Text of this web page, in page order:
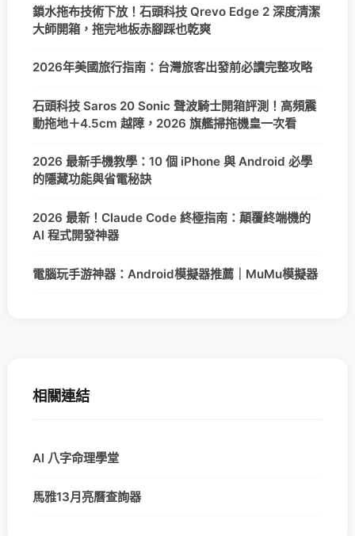
鎖水拖布技術下放！石頭科技 Qrevo Edge 2 深度清潔
大師開箱，拖完地板赤腳踩也乾爽
2026年美國旅行指南：台灣旅客出發前必讀完整攻略
石頭科技 Saros 20 Sonic 聲波騎士開箱評測！高頻震
動拖地＋4.5cm 越障，2026 旗艦掃拖機皇一次看
2026 最新手機教學：10 個 iPhone 與 Android 必學
的隱藏功能與省電秘訣
2026 最新！Claude Code 終極指南：顛覆終端機的
AI 程式開發神器
電腦玩手游神器：Android模擬器推薦｜MuMu模擬器
相關連結
AI 八字命理學堂
馬雅13月亮曆查詢器